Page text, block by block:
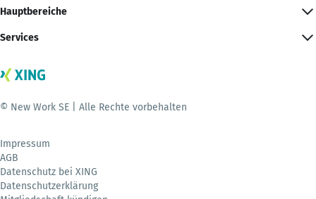
Hauptbereiche
Services
© New Work SE | Alle Rechte vorbehalten
Impressum
AGB
Datenschutz bei XING
Datenschutzerklärung